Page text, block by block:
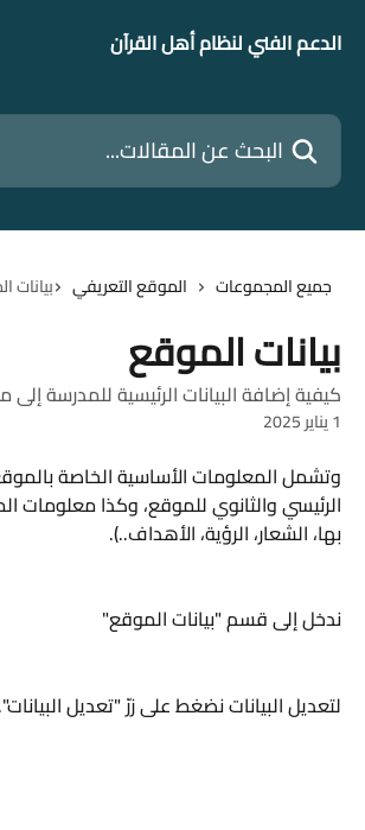
الدعم الفني لنظام أهل القرآن
البحث عن المقالات...
جميع المجموعات الموقع التعريفي بيانات
بيانات الموقع
كيفية إضافة البيانات الرئيسية للمدرسة
1 يناير 2025
وتشمل المعلومات الأساسية الخاصة
الرئيسي والثانوي للموقع، وكذا معلومات
بها، الشعار، الرؤية، الأهداف..).
ندخل إلى قسم "بيانات الموقع"
لتعديل البيانات نضغط على زرّ "تعديل البيانات".